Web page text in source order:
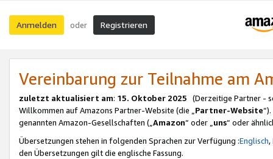
Anmelden oder Registrieren
Vereinbarung zur Teilnahme am
zuletzt aktualisiert am: 15. Oktober 2025 (Derzeitige Partner -
Willkommen auf Amazons Partner-Website (die „Partner-Website
genannten Amazon-Gesellschaften („Amazon“ oder „uns“ oder
Übersetzungen stehen in folgenden Sprachen zur Verfügung :Englisch,
den Übersetzungen gilt die englische Fassung.